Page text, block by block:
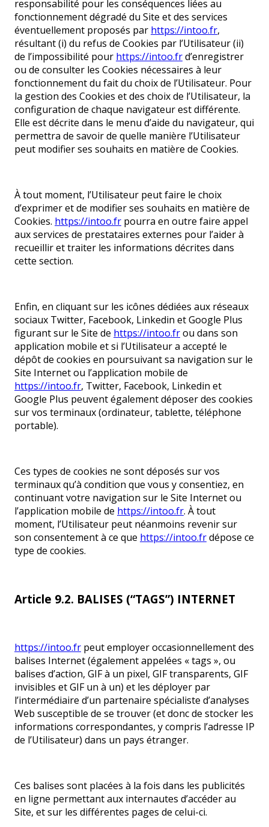
responsabilité pour les conséquences liées au
fonctionnement dégradé du Site et des services
éventuellement proposés par https://intoo.fr,
résultant (i) du refus de Cookies par l’Utilisateur (ii)
de l’impossibilité pour https://intoo.frd’enregistrer
ou de consulter les Cookies nécessaires à leur
fonctionnement du fait du choix de l’Utilisateur. Pour
la gestion des Cookies et des choix de l’Utilisateur, la
configuration de chaque navigateur est différente.
Elle est décrite dans le menu d’aide du navigateur, qui
permettra de savoir de quelle manière l’Utilisateur
peut modifier ses souhaits en matière de Cookies.
À tout moment, l’Utilisateur peut faire le choix
d’exprimer et de modifier ses souhaits en matière de
Cookies. https://intoo.fr pourra en outre faire appel
aux services de prestataires externes pour l’aider à
recueillir et traiter les informations décrites dans
cette section.
Enfin, en cliquant sur les icônes dédiées aux réseaux
sociaux Twitter, Facebook, Linkedin et Google Plus
figurant sur le Site de https://intoo.frou dans son
application mobile et si l’Utilisateur a accepté le
dépôt de cookies en poursuivant sa navigation sur le
Site Internet ou l’application mobile de
https://intoo.fr, Twitter, Facebook, Linkedin et
Google Plus peuvent également déposer des cookies
sur vos terminaux (ordinateur, tablette, téléphone
portable).
Ces types de cookies ne sont déposés sur vos
terminaux qu’à condition que vous y consentiez, en
continuant votre navigation sur le Site Internet ou
l’application mobile de https://intoo.fr. À tout
moment, l’Utilisateur peut néanmoins revenir sur
son consentement à ce que https://intoo.frdépose ce
type de cookies.
Article 9.2. BALISES (“TAGS”) INTERNET
https://intoo.fr peut employer occasionnellement des
balises Internet (également appelées « tags », ou
balises d’action, GIF à un pixel, GIF transparents, GIF
invisibles et GIF un à un) et les déployer par
l’intermédiaire d’un partenaire spécialiste d’analyses
Web susceptible de se trouver (et donc de stocker les
informations correspondantes, y compris l’adresse IP
de l’Utilisateur) dans un pays étranger.
Ces balises sont placées à la fois dans les publicités
en ligne permettant aux internautes d’accéder au
Site, et sur les différentes pages de celui-ci.